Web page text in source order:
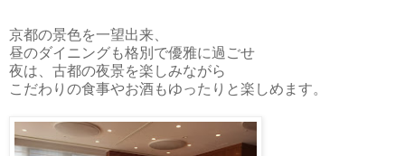
京都の景色を一望出来、
昼のダイニングも格別で優雅に過ごせ
夜は、古都の夜景を楽しみながら
こだわりの食事やお酒もゆったりと楽しめます。